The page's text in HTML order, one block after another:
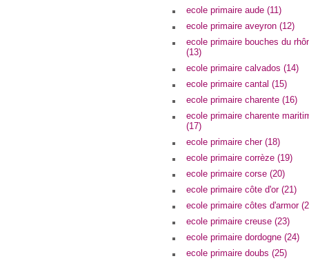
ecole primaire aude (11)
ecole primaire aveyron (12)
ecole primaire bouches du
(13)
ecole primaire calvados (14)
ecole primaire cantal (15)
ecole primaire charente (16)
ecole primaire charente
(17)
ecole primaire cher (18)
ecole primaire corrèze (19)
ecole primaire corse (20)
ecole primaire côte d'or (21)
ecole primaire côtes d'armor
ecole primaire creuse (23)
ecole primaire dordogne (24)
ecole primaire doubs (25)